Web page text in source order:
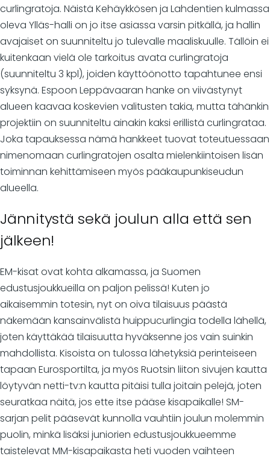
curlingratoja. Näistä Kehäykkösen ja Lahdentien kulmassa
oleva Ylläs-halli on jo itse asiassa varsin pitkällä, ja hallin
avajaiset on suunniteltu jo tulevalle maaliskuulle. Tällöin ei
kuitenkaan vielä ole tarkoitus avata curlingratoja
(suunniteltu 3 kpl), joiden käyttöönotto tapahtunee ensi
syksynä. Espoon Leppävaaran hanke on viivästynyt
alueen kaavaa koskevien valitusten takia, mutta tähänkin
projektiin on suunniteltu ainakin kaksi erillistä curlingrataa.
Joka tapauksessa nämä hankkeet tuovat toteutuessaan
nimenomaan curlingratojen osalta mielenkiintoisen lisän
toiminnan kehittämiseen myös pääkaupunkiseudun
alueella.
Jännitystä sekä joulun alla että sen
jälkeen!
EM-kisat ovat kohta alkamassa, ja Suomen
edustusjoukkueilla on paljon pelissä! Kuten jo
aikaisemmin totesin, nyt on oiva tilaisuus päästä
näkemään kansainvälistä huippucurlingia todella lähellä,
joten käyttäkää tilaisuutta hyväksenne jos vain suinkin
mahdollista. Kisoista on tulossa lähetyksiä perinteiseen
tapaan Eurosportilta, ja myös Ruotsin liiton sivujen kautta
löytyvän netti-tv:n kautta pitäisi tulla joitain pelejä, joten
seuratkaa näitä, jos ette itse pääse kisapaikalle! SM-
sarjan pelit pääsevät kunnolla vauhtiin joulun molemmin
puolin, minkä lisäksi juniorien edustusjoukkueemme
taistelevat MM-kisapaikasta heti vuoden vaihteen